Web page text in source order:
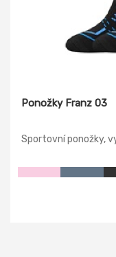
Ponožky Franz 03
Sportovní ponožky,